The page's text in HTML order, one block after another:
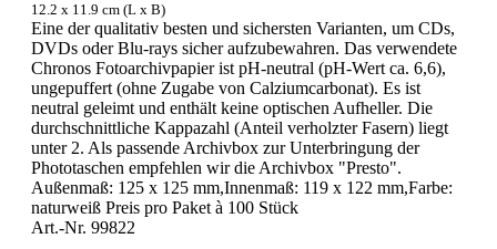
12.2 x 11.9 cm (L x B)
Eine der qualitativ besten und sichersten Varianten, um CDs,
DVDs oder Blu-rays sicher aufzubewahren. Das verwendete
Chronos Fotoarchivpapier ist pH-neutral (pH-Wert ca. 6,6),
ungepuffert (ohne Zugabe von Calziumcarbonat). Es ist
neutral geleimt und enthält keine optischen Aufheller. Die
durchschnittliche Kappazahl (Anteil verholzter Fasern) liegt
unter 2. Als passende Archivbox zur Unterbringung der
Phototaschen empfehlen wir die Archivbox "Presto".
Außenmaß: 125 x 125 mm,Innenmaß: 119 x 122 mm,Farbe:
naturweiß Preis pro Paket à 100 Stück
Art.-Nr. 99822